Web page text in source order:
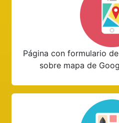
Página con formulario
sobre mapa de